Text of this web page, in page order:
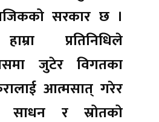
सरकार छ ।
प्रतिनिधिले
जुटेर विगतका
आत्मसात् गरेर
साधन र स्रोतको